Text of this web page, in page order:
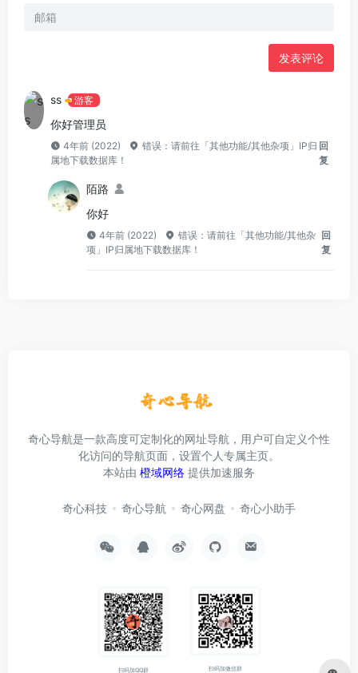
发表评论
ss 游客
你好管理员
4年前 (2022)
错误：请前往「其他功能/其他杂项」IP归
属地下载数据库！
回
复
陌路
你好
4年前 (2022)
错误：请前往「其他功能/其他杂
项」IP归属地下载数据库！
回
复
奇心导航是一款高度可定制化的网址导航，用户可自定义个性
化访问的导航页面，设置个人专属主页。
本站由 橙域网络 提供加速服务
奇心科技 奇心导航 奇心网盘 奇心小助手
扫码加QQ群 扫码加微信群